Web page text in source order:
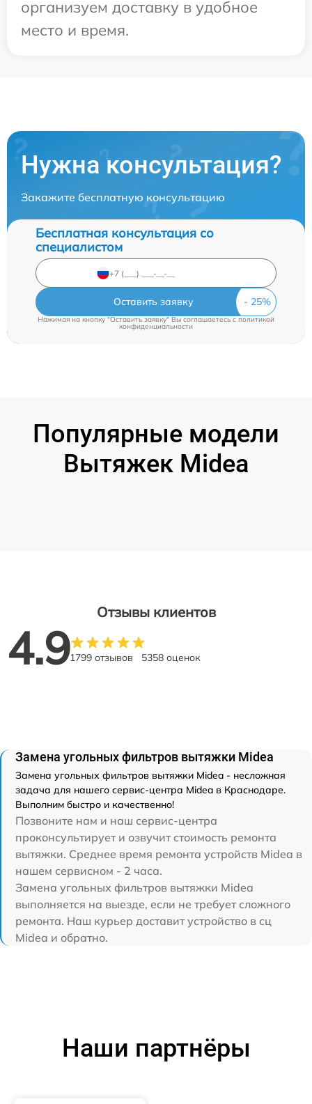
организуем доставку в удобное
место и время.
Нужна консультация?
Закажите бесплатную консультацию
Бесплатная консультация со
специалистом
Оставить заявку
Нажимая на кнопку "Оставить заявку" Вы соглашаетесь cполитикой
конфиденциальности
Популярные модели
Вытяжек Midea
Отзывы клиентов
4.91799 отзывов 5358 оценок
Замена угольных фильтров вытяжки Midea
Замена угольных фильтров вытяжки Midea - несложная
задача для нашего сервис-центра Midea в Краснодаре.
Выполним быстро и качественно!
Позвоните нам и наш сервис-центра
проконсультирует и озвучит стоимость ремонта
вытяжки. Среднее время ремонта устройств Midea в
нашем сервисном - 2 часа.
Замена угольных фильтров вытяжки Midea
выполняется на выезде, если не требует сложного
ремонта. Наш курьер доставит устройство в сц
Midea и обратно.
Наши партнёры